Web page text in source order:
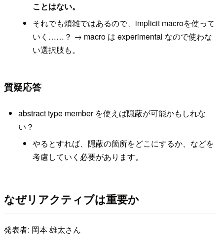
ことはない。
それでも煩雑ではあるので、implicit macroを使って
いく……？ → macro は experimental なので使わな
い選択肢も。
質疑応答
abstract type member を使えば隠蔽が可能かもしれな
い？
やるとすれば、隠蔽の箇所をどこにするか、などを
考慮していく必要があります。
なぜリアクティブは重要か
発表者: 岡本 雄太さん